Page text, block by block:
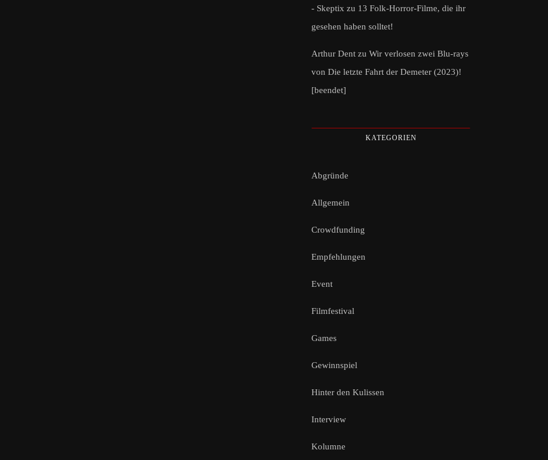
- Skeptix zu 13 Folk-Horror-Filme, die ihr
gesehen haben solltet!
Arthur Dent zu Wir verlosen zwei Blu-rays
von Die letzte Fahrt der Demeter (2023)!
[beendet]
KATEGORIEN
Abgründe
Allgemein
Crowdfunding
Empfehlungen
Event
Filmfestival
Games
Gewinnspiel
Hinter den Kulissen
Interview
Kolumne